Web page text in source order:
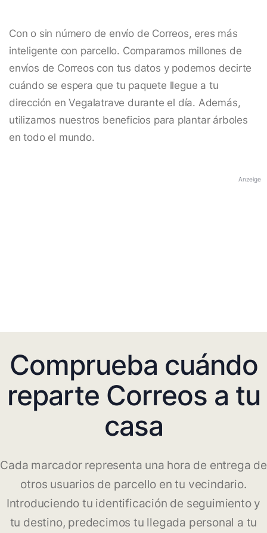
Con o sin número de envío de Correos, eres más
inteligente con parcello. Comparamos millones de
envíos de Correos con tus datos y podemos decirte
cuándo se espera que tu paquete llegue a tu
dirección en Vegalatrave durante el día. Además,
utilizamos nuestros beneficios para plantar árboles
en todo el mundo.
Anzeige
Comprueba cuándo
reparte Correos a tu
casa
Cada marcador representa una hora de entrega de
otros usuarios de parcello en tu vecindario.
Introduciendo tu identificación de seguimiento y
tu destino, predecimos tu llegada personal a tu